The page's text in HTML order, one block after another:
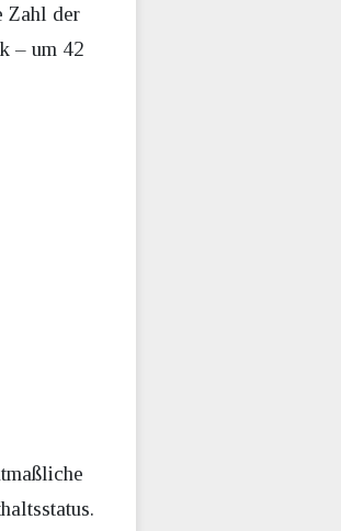
Zahl der
– um 42